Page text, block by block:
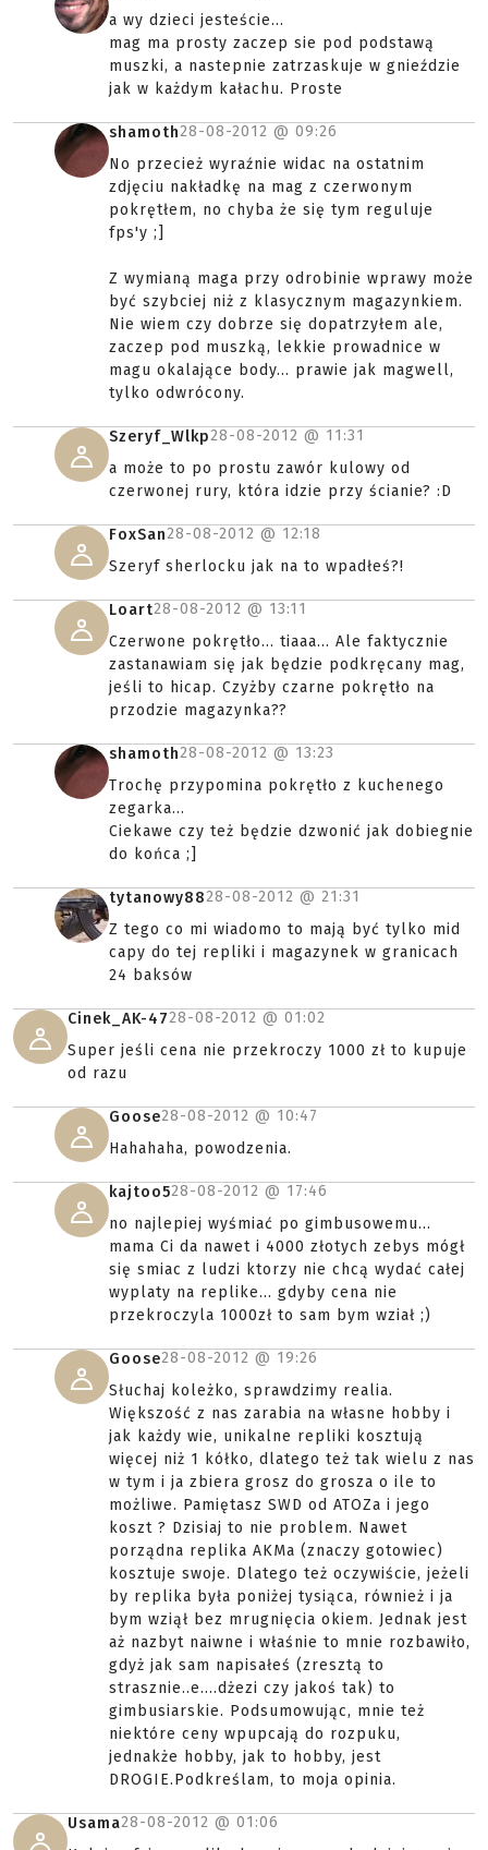
a wy dzieci jesteście...
mag ma prosty zaczep sie pod podstawą
muszki, a nastepnie zatrzaskuje w gnieździe
jak w każdym kałachu. Proste
shamoth28-08-2012 @ 09:26
No przecież wyraźnie widac na ostatnim
zdjęciu nakładkę na mag z czerwonym
pokrętłem, no chyba że się tym reguluje
fps'y ;]
Z wymianą maga przy odrobinie wprawy może
być szybciej niż z klasycznym magazynkiem.
Nie wiem czy dobrze się dopatrzyłem ale,
zaczep pod muszką, lekkie prowadnice w
magu okalające body... prawie jak magwell,
tylko odwrócony.
Szeryf_Wlkp28-08-2012 @ 11:31
a może to po prostu zawór kulowy od
czerwonej rury, która idzie przy ścianie? :D
FoxSan28-08-2012 @ 12:18
Szeryf sherlocku jak na to wpadłeś?!
Loart28-08-2012 @ 13:11
Czerwone pokrętło... tiaaa... Ale faktycznie
zastanawiam się jak będzie podkręcany mag,
jeśli to hicap. Czyżby czarne pokrętło na
przodzie magazynka??
shamoth28-08-2012 @ 13:23
Trochę przypomina pokrętło z kuchenego
zegarka...
Ciekawe czy też będzie dzwonić jak dobiegnie
do końca ;]
tytanowy8828-08-2012 @ 21:31
Z tego co mi wiadomo to mają być tylko mid
capy do tej repliki i magazynek w granicach
24 baksów
Cinek_AK-4728-08-2012 @ 01:02
Super jeśli cena nie przekroczy 1000 zł to kupuje
od razu
Goose28-08-2012 @ 10:47
Hahahaha, powodzenia.
kajtoo528-08-2012 @ 17:46
no najlepiej wyśmiać po gimbusowemu...
mama Ci da nawet i 4000 złotych zebys mógł
się smiac z ludzi ktorzy nie chcą wydać całej
wyplaty na replike... gdyby cena nie
przekroczyla 1000zł to sam bym wział ;)
Goose28-08-2012 @ 19:26
Słuchaj koleżko, sprawdzimy realia.
Większość z nas zarabia na własne hobby i
jak każdy wie, unikalne repliki kosztują
więcej niż 1 kółko, dlatego też tak wielu z nas
w tym i ja zbiera grosz do grosza o ile to
możliwe. Pamiętasz SWD od ATOZa i jego
koszt ? Dzisiaj to nie problem. Nawet
porządna replika AKMa (znaczy gotowiec)
kosztuje swoje. Dlatego też oczywiście, jeżeli
by replika była poniżej tysiąca, również i ja
bym wziął bez mrugnięcia okiem. Jednak jest
aż nazbyt naiwne i właśnie to mnie rozbawiło,
gdyż jak sam napisałeś (zresztą to
strasznie..e....dżezi czy jakoś tak) to
gimbusiarskie. Podsumowując, mnie też
niektóre ceny wpupcają do rozpuku,
jednakże hobby, jak to hobby, jest
DROGIE.Podkreślam, to moja opinia.
Usama28-08-2012 @ 01:06